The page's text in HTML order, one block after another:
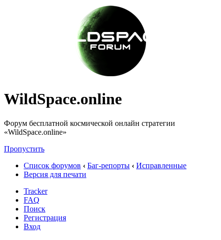
WildSpace.online
Форум бесплатной космической онлайн стратегии
«WildSpace.online»
Пропустить
Список форумов ‹ Баг-репорты ‹ Исправленные
Версия для печати
Tracker
FAQ
Поиск
Регистрация
Вход